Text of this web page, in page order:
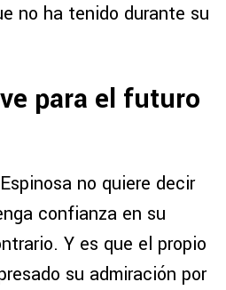
no ha tenido durante su
para el futuro
no quiere decir
confianza en su
Y es que el propio
su admiración por